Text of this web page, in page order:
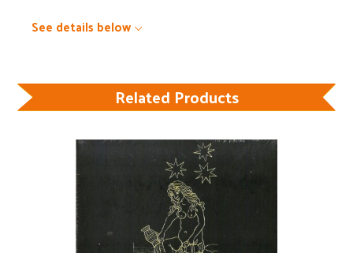
See details below
Related Products